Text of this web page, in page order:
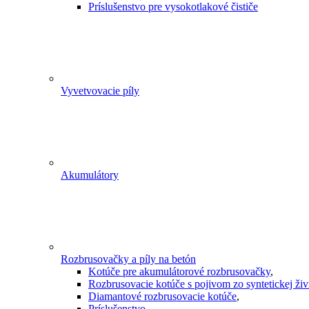
Príslušenstvo pre vysokotlakové čističe
Vyvetvovacie píly
Akumulátory
Rozbrusovačky a píly na betón
Kotúče pre akumulátorové rozbrusovačky,
Rozbrusovacie kotúče s pojivom zo syntetickej
Diamantové rozbrusovacie kotúče,